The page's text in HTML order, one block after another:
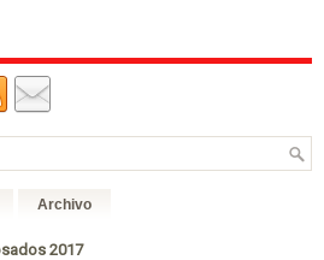
Archivo
2017